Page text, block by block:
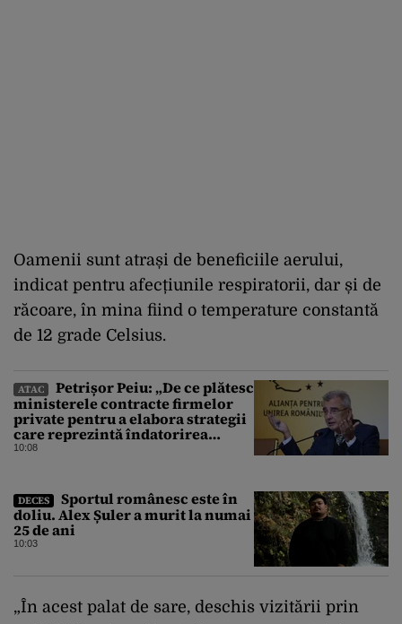
Oamenii sunt atrași de beneficiile aerului,
indicat pentru afecțiunile respiratorii, dar și de
răcoare, în mina fiind o temperature constantă
de 12 grade Celsius.
ATAC
Petrișor Peiu: „De ce plătesc
ministerele contracte firmelor
private pentru a elabora strategii
care reprezintă îndatorirea
angajaților din minister?”
10:08
DECES
Sportul românesc este în
doliu. Alex Șuler a murit la numai
25 de ani
10:03
„În acest palat de sare, deschis vizitării prin